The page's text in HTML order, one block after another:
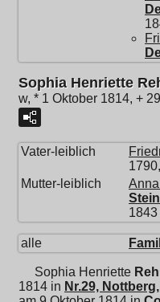
Sophia Henriette
w, * 1 Oktober 1814, +
Vater-leiblich
Mutter-leiblich
1843
alle
Sophia Henriette
1814 in Nr.29,